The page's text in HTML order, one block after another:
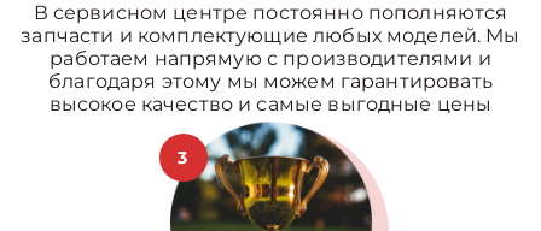
В сервисном центре постоянно пополняются
запчасти и комплектующие любых моделей. Мы
работаем напрямую с производителями и
благодаря этому мы можем гарантировать
высокое качество и самые выгодные цены
3